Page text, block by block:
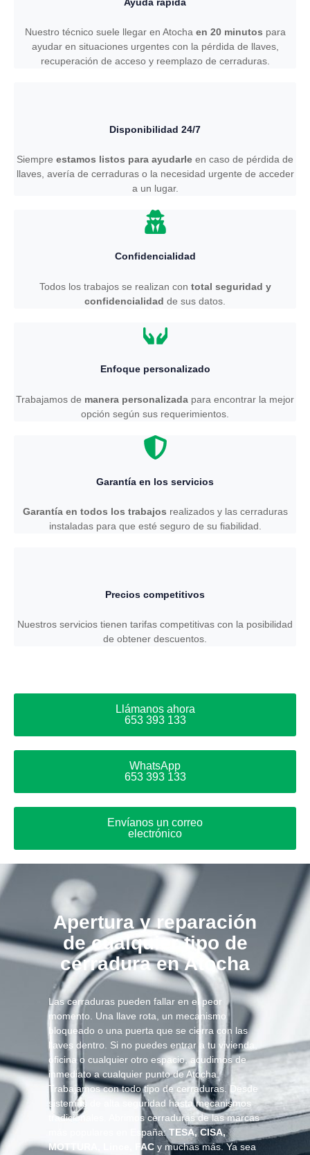
Nuestro técnico suele llegar en Atocha en 20 minutos para
ayudar en situaciones urgentes con la pérdida de llaves,
recuperación de acceso y reemplazo de cerraduras.
Disponibilidad 24/7
Siempre estamos listos para ayudarle en caso de pérdida de
llaves, avería de cerraduras o la necesidad urgente de acceder
a un lugar.
Confidencialidad
Todos los trabajos se realizan con total seguridad y
confidencialidad de sus datos.
Enfoque personalizado
Trabajamos de manera personalizada para encontrar la mejor
opción según sus requerimientos.
Garantía en los servicios
Garantía en todos los trabajos realizados y las cerraduras
instaladas para que esté seguro de su fiabilidad.
Precios competitivos
Nuestros servicios tienen tarifas competitivas con la posibilidad
de obtener descuentos.
Llámanos ahora
653 393 133
WhatsApp
653 393 133
Envíanos un correo
electrónico
Apertura y reparación
de cualquier tipo de
cerradura en Atocha
Las cerraduras pueden fallar en el peor
momento. Una llave rota, un mecanismo
bloqueado o una puerta que se cierra con las
llaves dentro. Si no puedes entrar a tu vivienda,
oficina o cualquier otro espacio, acudimos de
inmediato a cualquier punto de Atocha.
Trabajamos con todo tipo de cerraduras. Desde
sistemas de alta seguridad hasta mecanismos
tradicionales. Abrimos cerraduras de las marcas
más populares en España: TESA, CISA,
MOTTURA, Lince, FAC y muchas más. Ya sea